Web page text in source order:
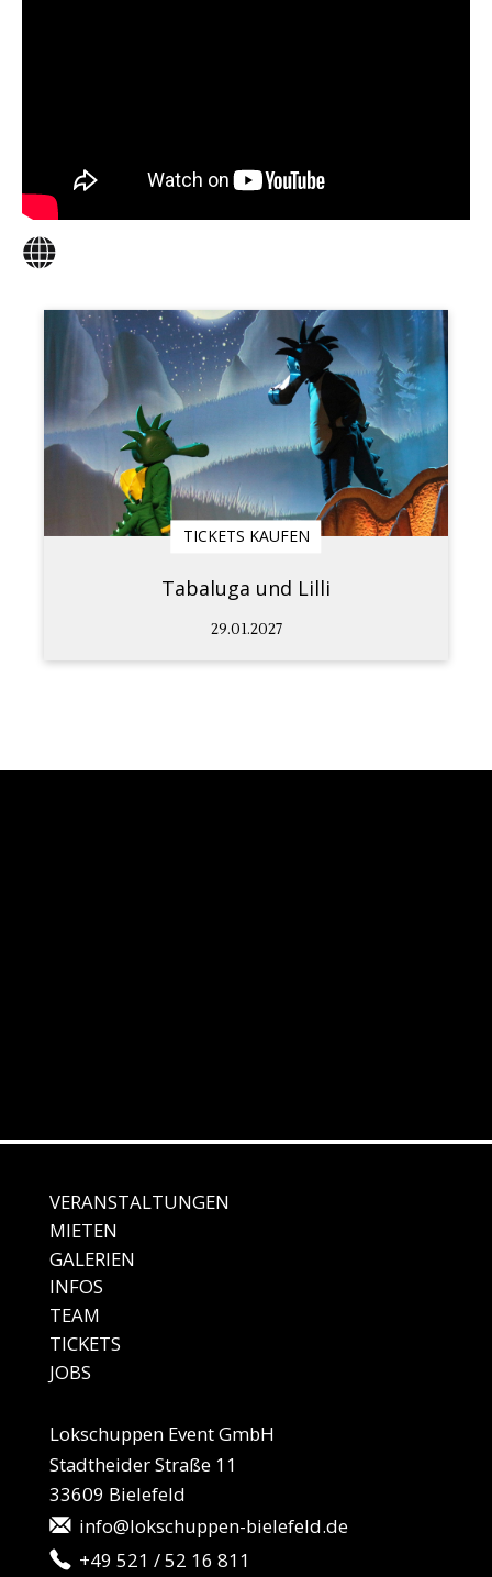
TICKETS KAUFEN
Tabaluga und Lilli
29.01.2027
VERANSTALTUNGEN
MIETEN
GALERIEN
INFOS
TEAM
TICKETS
JOBS
Lokschuppen Event GmbH
Stadtheider Straße 11
33609 Bielefeld
info@lokschuppen-bielefeld.de
+49 521 / 52 16 811